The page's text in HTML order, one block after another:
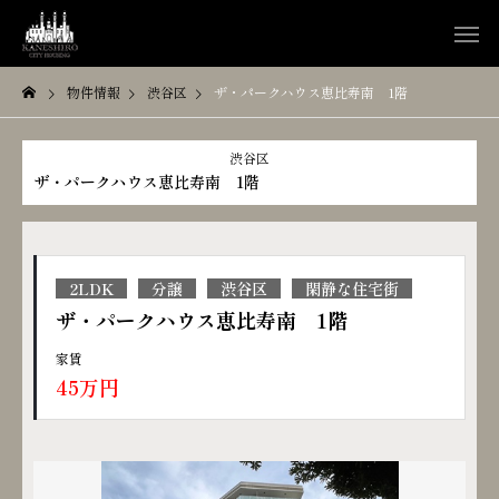
物件情報 渋谷区 ザ・パークハウス恵比寿南 1階
渋谷区
ザ・パークハウス恵比寿南 1階
2LDK 分譲 渋谷区 閑静な住宅街
ザ・パークハウス恵比寿南 1階
家賃
45万円